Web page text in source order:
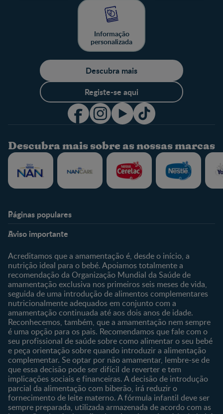
Informação
personalizada
Descubra mais
Registe-se aqui
Descubra mais sobre as nossas marcas
Páginas populares
Sobre Nós
Sobre o Clube
Clube Bebé Nestlé
Entrar/Registe-se
Comprar
Os nossos produtos
As nossas marcas
Aviso importante
Acreditamos que a amamentação é, desde o início, a
nutrição ideal para o bebé. Apoiamos totalmente a
recomendação da Organização Mundial da Saúde de
amamentação exclusiva nos primeiros seis meses de vida,
seguida de uma introdução de alimentos complementares
nutricionalmente adequados em conjunto com a
amamentação continuada até aos dois anos de idade.
Reconhecemos, também, que a amamentação nem sempre
é uma opção para os pais. Recomendamos que fale com o
seu profissional de saúde sobre como alimentar o seu bebé
e peça orientação sobre quando introduzir a alimentação
complementar. Se optar por não amamentar, lembre-se de
que essa decisão pode ser difícil de reverter e tem
implicações sociais e financeiras. A decisão de introdução
parcial da alimentação com biberão, irá reduzir o
fornecimento de leite materno. A fórmula infantil deve ser
sempre preparada, utilizada armazenada de acordo com as